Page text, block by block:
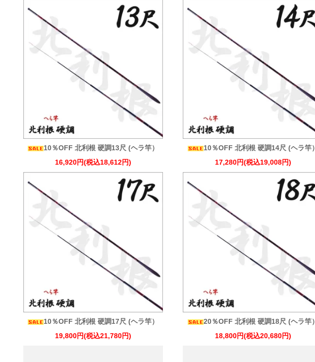
10％OFF 北利根 硬調13尺 (ヘラ竿）
16,920円(税込18,612円)
10％OFF 北利根 硬調14尺 (ヘラ竿）
17,280円(税込19,008円)
10％OFF 北利根 硬調17尺 (ヘラ竿）
19,800円(税込21,780円)
20％OFF 北利根 硬調18尺 (ヘラ竿）
18,800円(税込20,680円)